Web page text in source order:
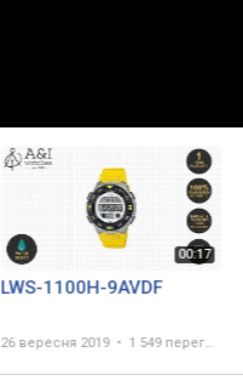
LWS-1100H-9AVDF
26 вересня 2019 1 549 переглядів